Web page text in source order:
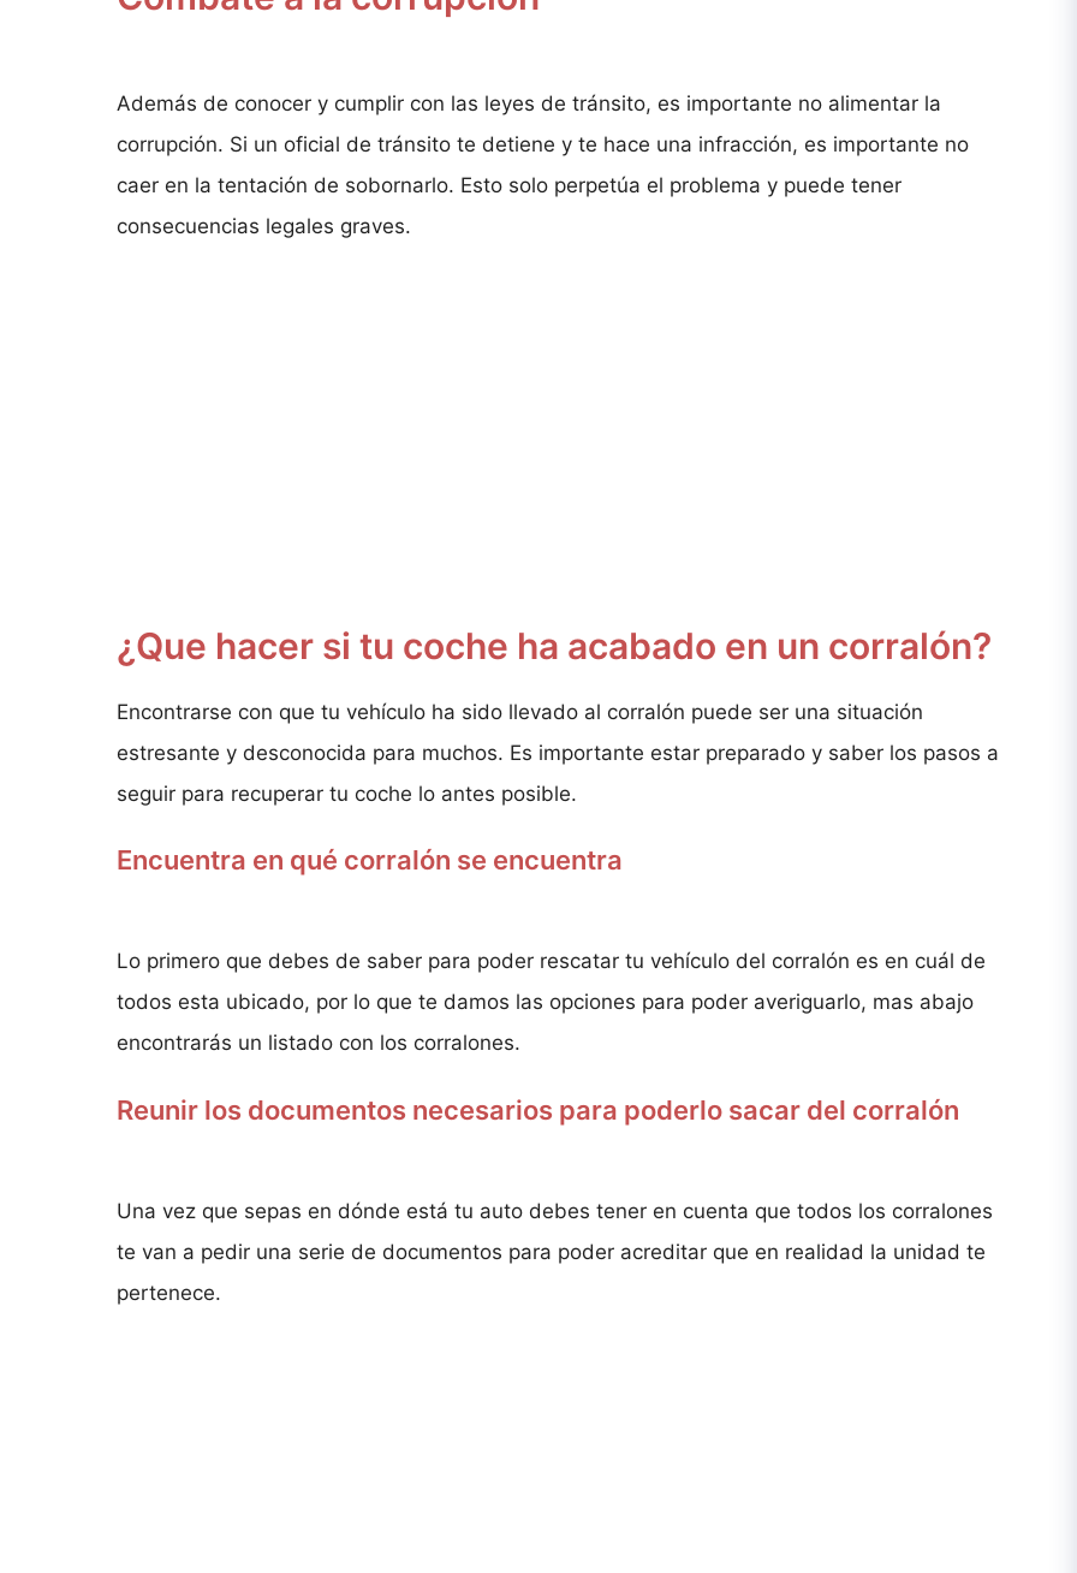
Además de conocer y cumplir con las leyes de tránsito, es importante no alimentar la
corrupción. Si un oficial de tránsito te detiene y te hace una infracción, es importante no
caer en la tentación de sobornarlo. Esto solo perpetúa el problema y puede tener
consecuencias legales graves.
¿Que hacer si tu coche ha acabado en un corralón?
Encontrarse con que tu vehículo ha sido llevado al corralón puede ser una situación
estresante y desconocida para muchos. Es importante estar preparado y saber los pasos a
seguir para recuperar tu coche lo antes posible.
Encuentra en qué corralón se encuentra
Lo primero que debes de saber para poder rescatar tu vehículo del corralón es en cuál de
todos esta ubicado, por lo que te damos las opciones para poder averiguarlo, mas abajo
encontrarás un listado con los corralones.
Reunir los documentos necesarios para poderlo sacar del corralón
Una vez que sepas en dónde está tu auto debes tener en cuenta que todos los corralones
te van a pedir una serie de documentos para poder acreditar que en realidad la unidad te
pertenece.